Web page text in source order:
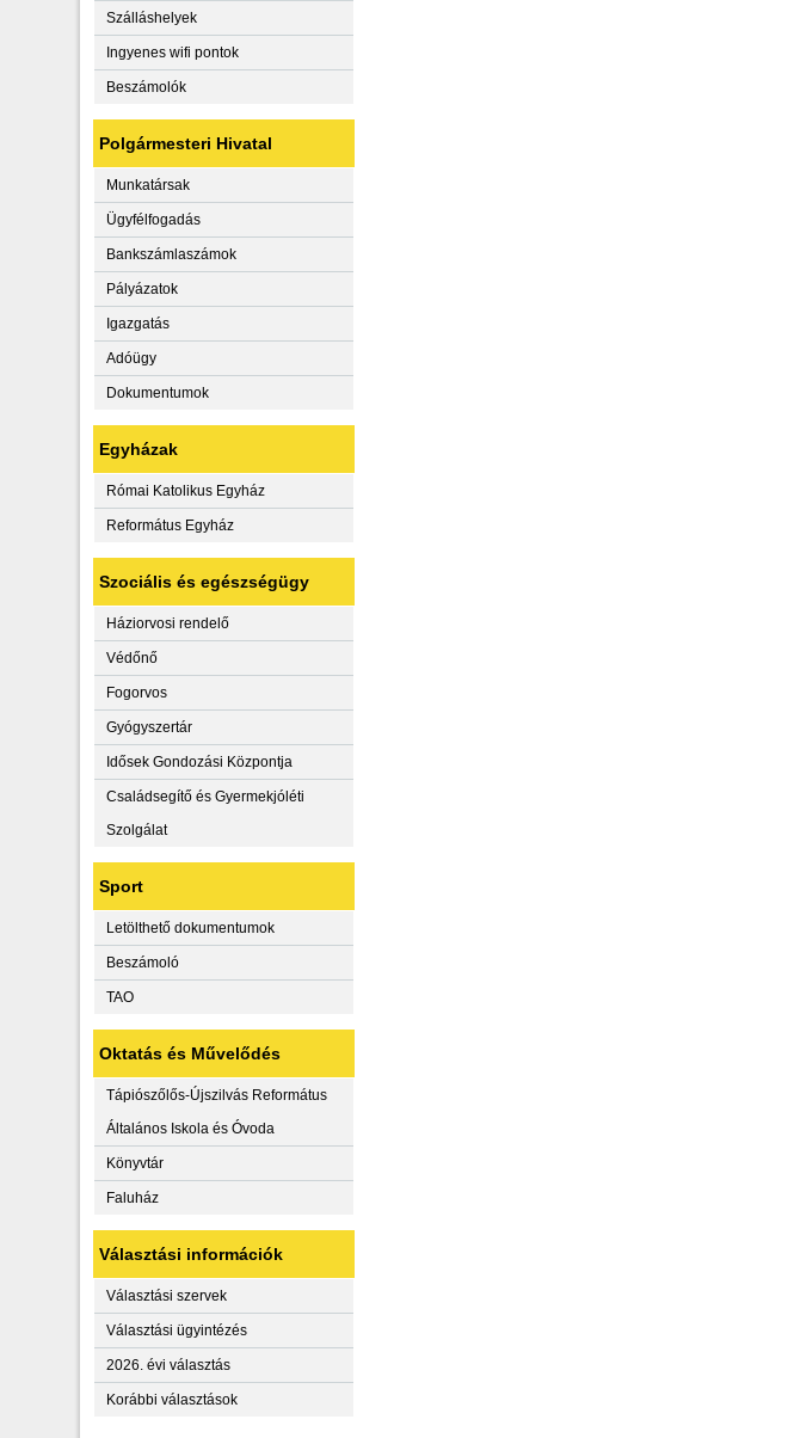
Szálláshelyek
Ingyenes wifi pontok
Beszámolók
Polgármesteri Hivatal
Munkatársak
Ügyfélfogadás
Bankszámlaszámok
Pályázatok
Igazgatás
Adóügy
Dokumentumok
Egyházak
Római Katolikus Egyház
Református Egyház
Szociális és egészségügy
Háziorvosi rendelő
Védőnő
Fogorvos
Gyógyszertár
Idősek Gondozási Központja
Családsegítő és Gyermekjóléti
Szolgálat
Sport
Letölthető dokumentumok
Beszámoló
TAO
Oktatás és Művelődés
Tápiószőlős-Újszilvás Református
Általános Iskola és Óvoda
Könyvtár
Faluház
Választási információk
Választási szervek
Választási ügyintézés
2026. évi választás
Korábbi választások